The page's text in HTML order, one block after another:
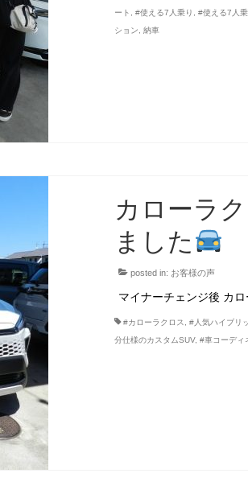
ート
,#使える7人乗り ,#使える7人
ション
,納車
カローラ
ました
posted in: お客様の声
マイナーチェンジ後 カ
#カローラクロス ,#人気ハイブリ
分仕様のカスタムSUV,#車コーディ